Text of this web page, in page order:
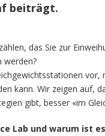
beiträgt.
das Sie zur
werden?
vor,
kann. Wir zeigen auf,
gibt, besser «im
Lab und warum ist